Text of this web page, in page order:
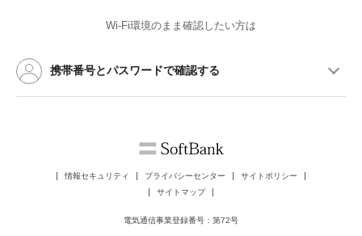
Wi-Fi環境のまま確認したい方は
携帯番号とパスワードで確認する
情報セキュリティ プライバシーセンター
サイトポリシー
サイトマップ
電気通信事業登録番号：第72号